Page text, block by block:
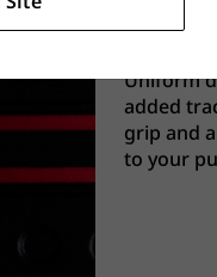
Uniform
added
grip and
to your